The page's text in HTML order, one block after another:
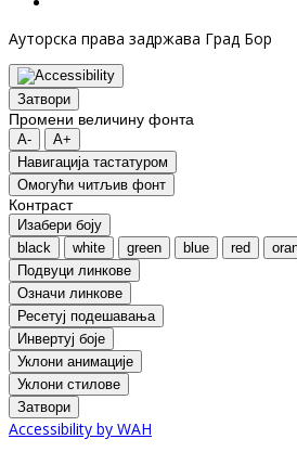
Ауторска права задржава Град Бор
Затвори
Промени величину фонта
A-
A+
Навигација тастатуром
Oмогући читљив фонт
Контраст
Изабери боју
black
white green blue red
Подвуци линкове
Означи линкове
Ресетуј подешавања
Инвертуј боје
Уклони анимације
Уклони стилове
Затвори
Accessibility by WAH